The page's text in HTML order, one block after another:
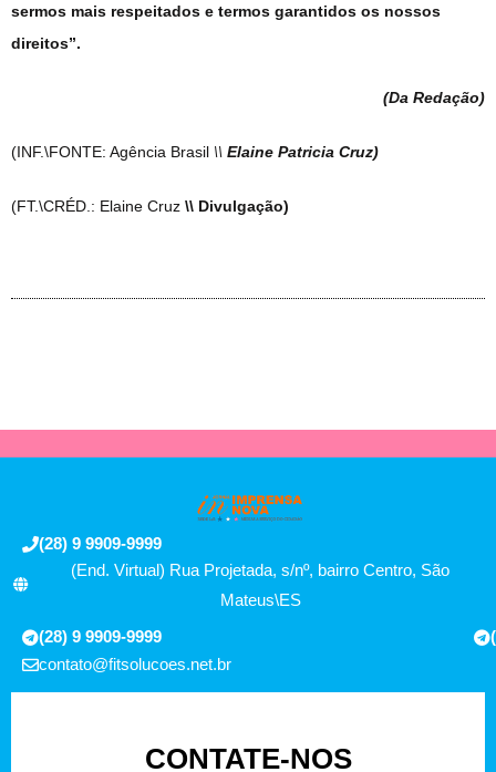
sermos mais respeitados e termos garantidos os nossos
direitos”.
(Da Redação)
(INF.\FONTE: Agência Brasil \\ Elaine Patricia Cruz)
(FT.\CRÉD.: Elaine Cruz \\ Divulgação)
(28) 9 9909-9999
(End. Virtual) Rua Projetada, s/nº, bairro Centro, São
Mateus\ES
(28) 9 9909-9999
contato@fitsolucoes.net.br
CONTATE-NOS